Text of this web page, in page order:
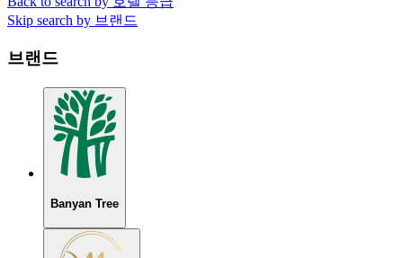
Skip search by 브랜드
브랜드
Banyan Tree